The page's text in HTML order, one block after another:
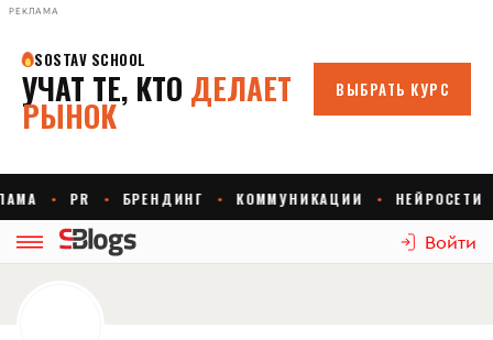
РЕКЛАМА
Войти